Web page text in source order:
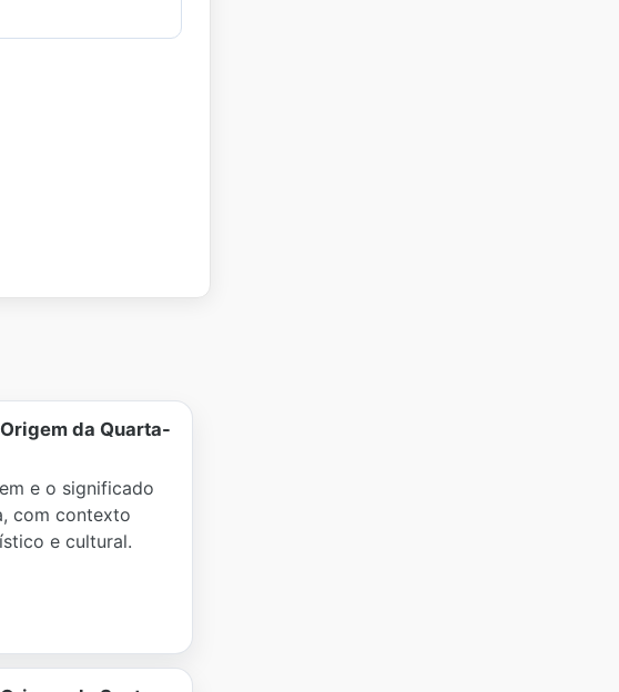
da Quarta-
e o significado
com contexto
e cultural.